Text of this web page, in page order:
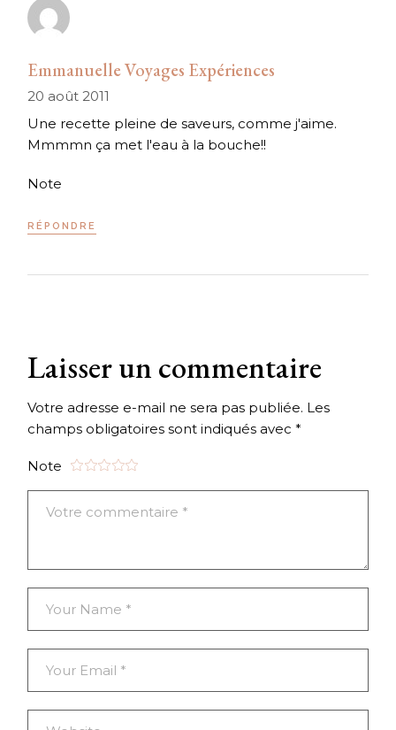
Emmanuelle Voyages Expériences
20 août 2011
Une recette pleine de saveurs, comme j'aime.
Mmmmn ça met l'eau à la bouche!!
Note
RÉPONDRE
Laisser un commentaire
Votre adresse e-mail ne sera pas publiée. Les
champs obligatoires sont indiqués avec*
Note